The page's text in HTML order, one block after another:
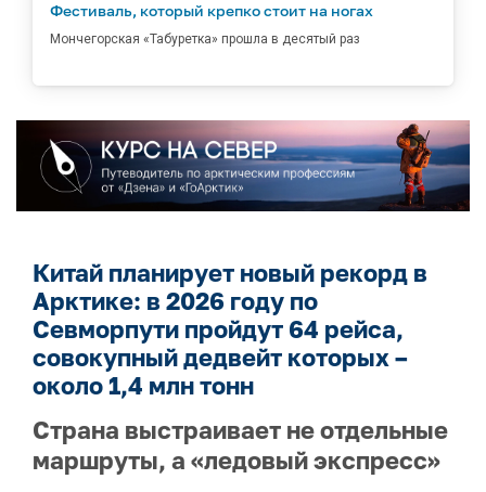
Фестиваль, который крепко стоит на ногах
Мончегорская «Табуретка» прошла в десятый раз
Китай планирует новый рекорд в
Арктике: в 2026 году по
Севморпути пройдут 64 рейса,
совокупный дедвейт которых –
около 1,4 млн тонн
Страна выстраивает не отдельные
маршруты, а «ледовый экспресс»